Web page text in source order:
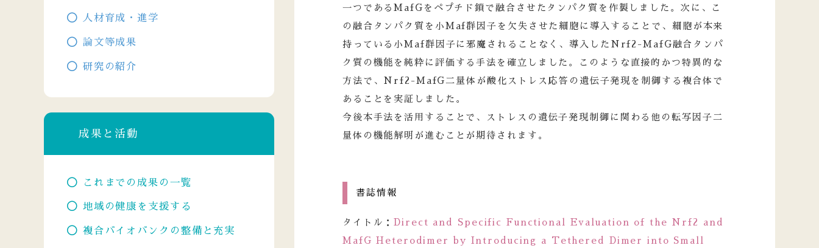
一つであるMafGをペプチド鎖で融合させたタンパク質を作製しました。次に、こ
の融合タンパク質を小Maf群因子を欠失させた細胞に導入することで、細胞が本来
持っている小Maf群因子に邪魔されることなく、導入したNrf2-MafG融合タンパ
ク質の機能を純粋に評価する手法を確立しました。このような直接的かつ特異的な
方法で、Nrf2-MafG二量体が酸化ストレス応答の遺伝子発現を制御する複合体で
あることを実証しました。
今後本手法を活用することで、ストレスの遺伝子発現制御に関わる他の転写因子二
量体の機能解明が進むことが期待されます。
書誌情報
タイトル：Direct and Specific Functional Evaluation of the Nrf2 and
MafG Heterodimer by Introducing a Tethered Dimer into Small
人材育成・進学
論文等成果
研究の紹介
成果と活動
これまでの成果の一覧
地域の健康を支援する
複合バイオバンクの整備と充実